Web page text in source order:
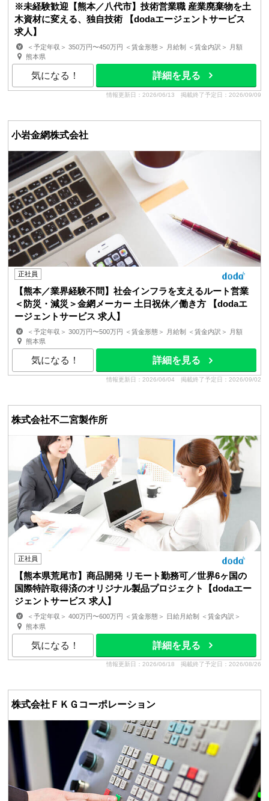
※未経験歓迎【熊本／八代市】技術営業職 産業廃棄物を土
木資材に変える、独自技術 【dodaエージェントサービス
求人】
＜予定年収＞ 350万円〜450万円 ＜賃金形態＞ 月給制 ＜賃金内訳＞ 月額
（基本給）：200,000円〜300,000円 ＜月給＞ 2...
熊本県
気になる！ 詳細を見る
情報更新日：2026/06/13 掲載終了予定日：2026/09/09
小岩金網株式会社
正社員
【熊本／業界経験不問】社会インフラを支えるルート営業
＜防災・減災＞金網メーカー 土日祝休／働き方 【dodaエ
ージェントサービス 求人】
＜予定年収＞ 300万円〜500万円 ＜賃金形態＞ 月給制 ＜賃金内訳＞ 月額
（基本給）：183,000円〜303,000円 固定残業手当/...
熊本県
気になる！ 詳細を見る
情報更新日：2026/06/04 掲載終了予定日：2026/09/02
株式会社不二宮製作所
正社員
【熊本県荒尾市】商品開発 リモート勤務可／世界6ヶ国の
国際特許取得済のオリジナル製品プロジェクト【dodaエー
ジェントサービス 求人】
＜予定年収＞ 400万円〜600万円 ＜賃金形態＞ 日給月給制 ＜賃金内訳＞
月額（基本給）：220,000円〜400,000円/月21日間...
熊本県
気になる！ 詳細を見る
情報更新日：2026/06/18 掲載終了予定日：2026/08/26
株式会社ＦＫＧコーポレーション